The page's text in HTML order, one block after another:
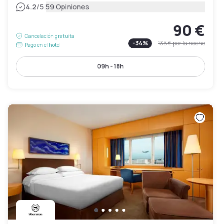
4.2/5|59 Opiniones
Cancelación gratuita
Pago en el hotel
90 €
-34% 135 €por la noche
09h - 18h